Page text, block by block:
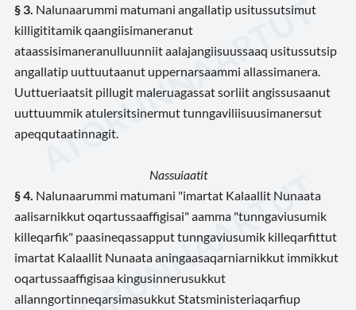
§ 3. Nalunaarummi matumani angallatip usitussutsimut
killigititamik qaangiisimaneranut
ataassisimaneranulluunniit aalajangiisuussaaq usitussutsip
angallatip uuttuutaanut uppernarsaammi allassimanera.
Uuttueriaatsit pillugit maleruagassat sorliit angissusaanut
uuttuummik atulersitsinermut tunngaviliisuusimanersut
apeqqutaatinnagit.
Nassuiaatit
§ 4. Nalunaarummi matumani "imartat Kalaallit Nunaata
aalisarnikkut oqartussaaffigisai" aamma "tunngaviusumik
killeqarfik" paasineqassapput tunngaviusumik killeqarfittut
imartat Kalaallit Nunaata aningaasaqarniarnikkut immikkut
oqartussaaffigisaa kingusinnerusukkut
allanngortinneqarsimasukkut Statsministeriaqarfiup